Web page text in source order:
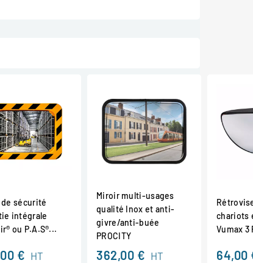
sécurité
intégrale
ou P.A.S®...
€ HT
Miroir multi-usages
qualité Inox et anti-
givre/anti-buée
PROCITY
362,00 € HT
chariots
Vumax 3
64,00